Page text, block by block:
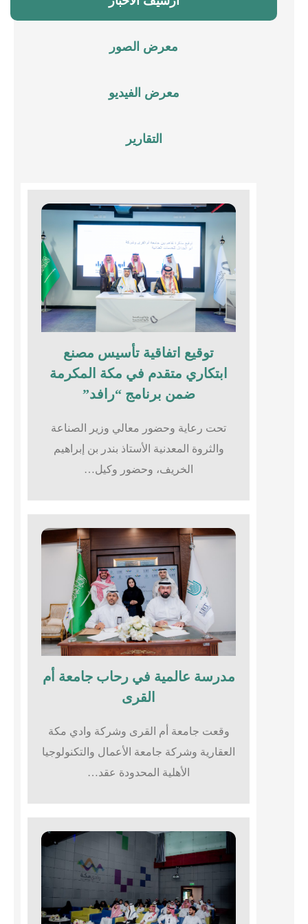
معرض الصور
معرض الفيديو
التقارير
توقيع اتفاقية تأسيس مصنع
ابتكاري متقدم في مكة المكرمة
ضمن برنامج “رافد”
تحت رعاية وحضور معالي وزير الصناعة
والثروة المعدنية الأستاذ بندر بن إبراهيم
الخريف، وحضور وكيل…
مدرسة عالمية في رحاب جامعة أم
القرى​
وقعت جامعة أم القرى وشركة وادي مكة
العقارية وشركة جامعة الأعمال والتكنولوجيا
الأهلية المحدودة عقد…